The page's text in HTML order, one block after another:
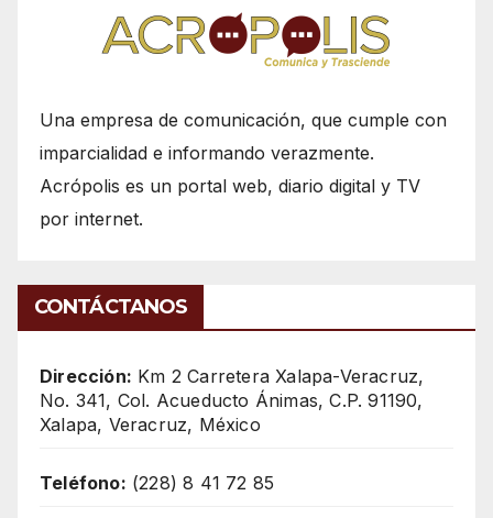
Una empresa de comunicación, que cumple con
imparcialidad e informando verazmente.
Acrópolis es un portal web, diario digital y TV
por internet.
CONTÁCTANOS
Dirección: Km 2 Carretera Xalapa-Veracruz,
No. 341, Col. Acueducto Ánimas, C.P. 91190,
Xalapa, Veracruz, México
Teléfono: (228) 8 41 72 85